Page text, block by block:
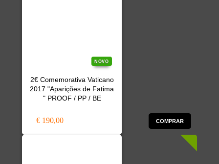
NOVO
2€ Comemorativa Vaticano
2017 "Aparições de Fatima
" PROOF / PP / BE
€ 190,00 COMPRAR